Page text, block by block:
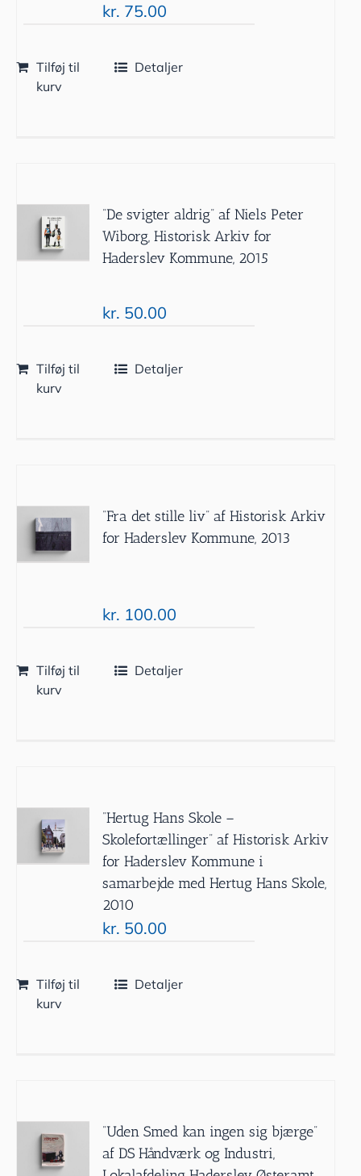
kr. 75.00
Tilføj til
kurv
Detaljer
”De svigter aldrig” af Niels Peter
Wiborg, Historisk Arkiv for
Haderslev Kommune, 2015
kr. 50.00
Tilføj til
kurv
Detaljer
”Fra det stille liv” af Historisk Arkiv
for Haderslev Kommune, 2013
kr. 100.00
Tilføj til
kurv
Detaljer
”Hertug Hans Skole –
Skolefortællinger” af Historisk Arkiv
for Haderslev Kommune i
samarbejde med Hertug Hans Skole,
2010
kr. 50.00
Tilføj til
kurv
Detaljer
”Uden Smed kan ingen sig bjærge”
af DS Håndværk og Industri,